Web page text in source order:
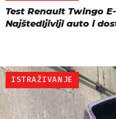
Test Renault Twingo
Najštedljiviji auto i
ISTRAŽIVANJE